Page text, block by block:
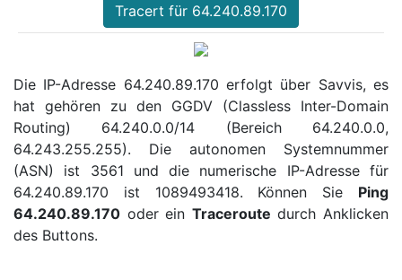
Tracert für 64.240.89.170
Die IP-Adresse 64.240.89.170 erfolgt über Savvis, es
hat gehören zu den GGDV (Classless Inter-Domain
Routing) 64.240.0.0/14 (Bereich 64.240.0.0,
64.243.255.255). Die autonomen Systemnummer
(ASN) ist 3561 und die numerische IP-Adresse für
64.240.89.170 ist 1089493418. Können Sie Ping
64.240.89.170 oder ein Traceroute durch Anklicken
des Buttons.